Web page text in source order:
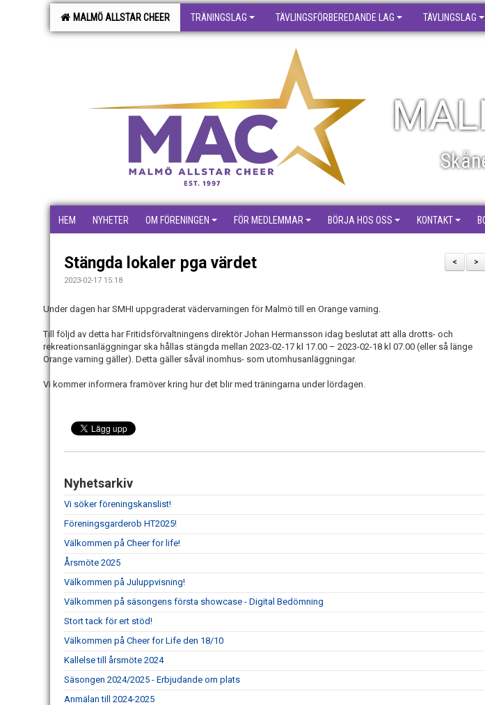
MALMÖ ALLSTAR CHEER TRÄNINGSLAG TÄVLINGSFÖRBEREDANDE LAG TÄVLINGSLAG
HEM NYHETER OM FÖRENINGEN FÖR MEDLEMMAR BÖRJA HOS OSS KONTAKT
>
<
Stängda lokaler pga värdet
2023-02-17 15:18
Under dagen har SMHI uppgraderat vädervarningen för Malmö till en Orange varning.
Till följd av detta har Fritidsförvaltningens direktör Johan Hermansson idag beslutat att alla drotts- och
rekreationsanläggningar ska hållas stängda mellan 2023-02-17 kl 17.00 – 2023-02-18 kl 07.00 (eller så länge
Orange varning gäller). Detta gäller såväl inomhus- som utomhusanläggningar.
Vi kommer informera framöver kring hur det blir med träningarna under lördagen.
Nyhetsarkiv
Vi söker föreningskanslist!
Föreningsgarderob HT2025!
Välkommen på Cheer for life!
Årsmöte 2025
Välkommen på Juluppvisning!
Välkommen på säsongens första showcase - Digital Bedömning
Stort tack för ert stöd!
Välkommen på Cheer for Life den 18/10
Kallelse till årsmöte 2024
Säsongen 2024/2025 - Erbjudande om plats
Anmälan till 2024-2025